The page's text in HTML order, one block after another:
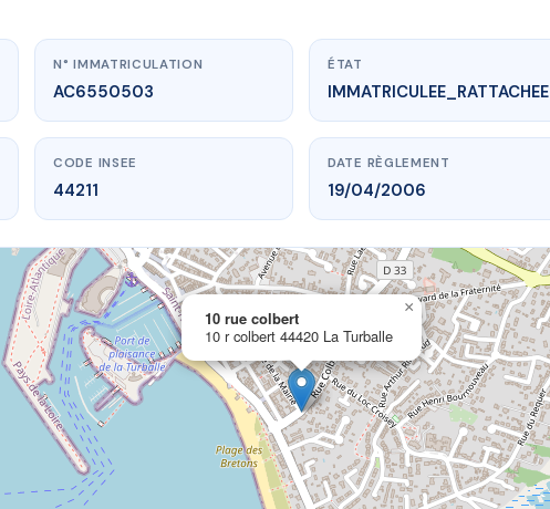
www.vme.plus/AC6550503
10 rue colbert
10 r colbert44420 La Turballe
N° IMMATRICULATION
AC6550503
ÉTAT
IMMATRICULEE_RATTACHEE
CODE INSEE
44211
DATE RÈGLEMENT
19/04/2006
10 rue colbert
10 r colbert 44420 La Turballe
×